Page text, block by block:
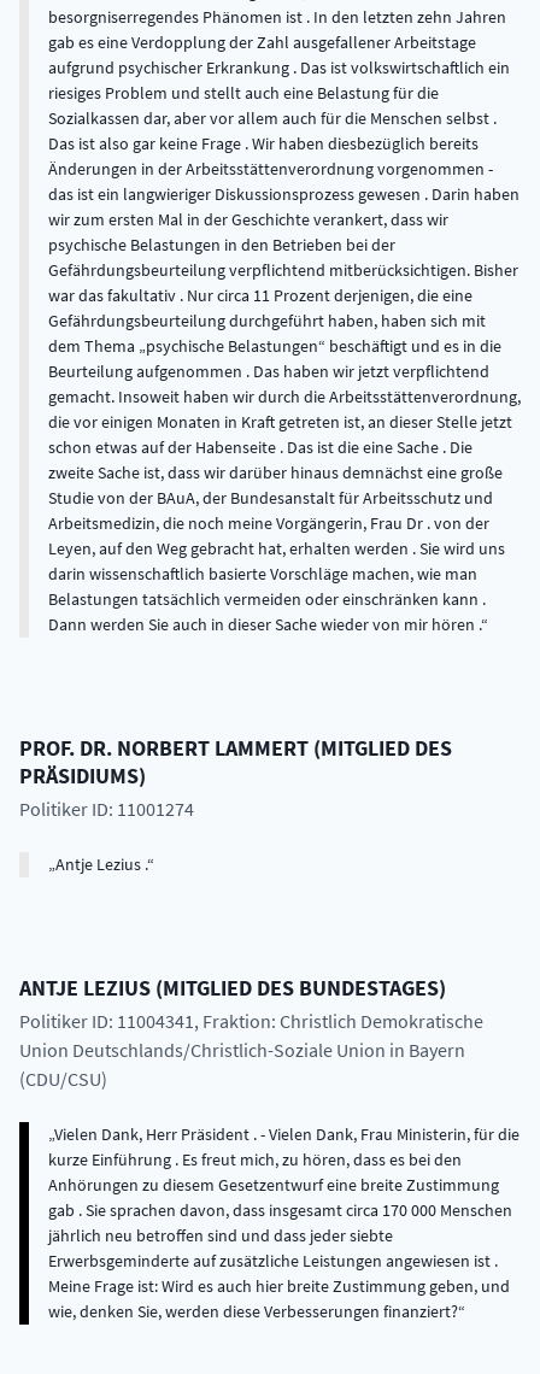
besorgniserregendes Phänomen ist . In den letzten zehn Jahren
gab es eine Verdopplung der Zahl ausgefallener Arbeitstage
aufgrund psychischer Erkrankung . Das ist volkswirtschaftlich ein
riesiges Problem und stellt auch eine Belastung für die
Sozialkassen dar, aber vor allem auch für die Menschen selbst .
Das ist also gar keine Frage . Wir haben diesbezüglich bereits
Änderungen in der Arbeitsstättenverordnung vorgenommen -
das ist ein langwieriger Diskussionsprozess gewesen . Darin haben
wir zum ersten Mal in der Geschichte verankert, dass wir
psychische Belastungen in den Betrieben bei der
Gefährdungsbeurteilung verpflichtend mitberücksichtigen. Bisher
war das fakultativ . Nur circa 11 Prozent derjenigen, die eine
Gefährdungsbeurteilung durchgeführt haben, haben sich mit
dem Thema „psychische Belastungen“ beschäftigt und es in die
Beurteilung aufgenommen . Das haben wir jetzt verpflichtend
gemacht. Insoweit haben wir durch die Arbeitsstättenverordnung,
die vor einigen Monaten in Kraft getreten ist, an dieser Stelle jetzt
schon etwas auf der Habenseite . Das ist die eine Sache . Die
zweite Sache ist, dass wir darüber hinaus demnächst eine große
Studie von der BAuA, der Bundesanstalt für Arbeitsschutz und
Arbeitsmedizin, die noch meine Vorgängerin, Frau Dr . von der
Leyen, auf den Weg gebracht hat, erhalten werden . Sie wird uns
darin wissenschaftlich basierte Vorschläge machen, wie man
Belastungen tatsächlich vermeiden oder einschränken kann .
Dann werden Sie auch in dieser Sache wieder von mir hören .
PROF. DR. NORBERT LAMMERT (MITGLIED DES
PRÄSIDIUMS)
Politiker ID: 11001274
Antje Lezius .
ANTJE LEZIUS (MITGLIED DES BUNDESTAGES)
Politiker ID: 11004341, Fraktion: Christlich Demokratische
Union Deutschlands/Christlich-Soziale Union in Bayern
(CDU/CSU)
Vielen Dank, Herr Präsident . - Vielen Dank, Frau Ministerin, für die
kurze Einführung . Es freut mich, zu hören, dass es bei den
Anhörungen zu diesem Gesetzentwurf eine breite Zustimmung
gab . Sie sprachen davon, dass insgesamt circa 170 000 Menschen
jährlich neu betroffen sind und dass jeder siebte
Erwerbsgeminderte auf zusätzliche Leistungen angewiesen ist .
Meine Frage ist: Wird es auch hier breite Zustimmung geben, und
wie, denken Sie, werden diese Verbesserungen finanziert?